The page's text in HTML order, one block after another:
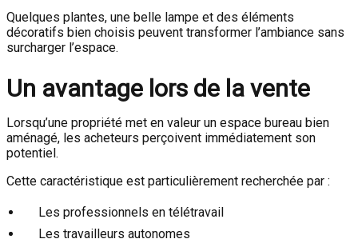
Quelques plantes, une belle lampe et des éléments
décoratifs bien choisis peuvent transformer l’ambiance sans
surcharger l’espace.
Un avantage lors de la vente
Lorsqu’une propriété met en valeur un espace bureau bien
aménagé, les acheteurs perçoivent immédiatement son
potentiel.
Cette caractéristique est particulièrement recherchée par :
Les professionnels en télétravail
Les travailleurs autonomes